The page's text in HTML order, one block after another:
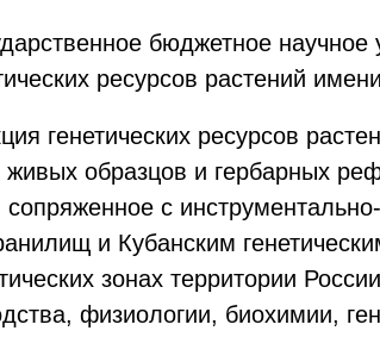
бюджетное
ресурсов растений
генетических ресурсов
живых образцов и гербарных
с
и Кубанским
зонах территории
физиологии, биохимии,